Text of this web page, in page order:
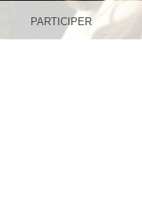
PARTICIPER